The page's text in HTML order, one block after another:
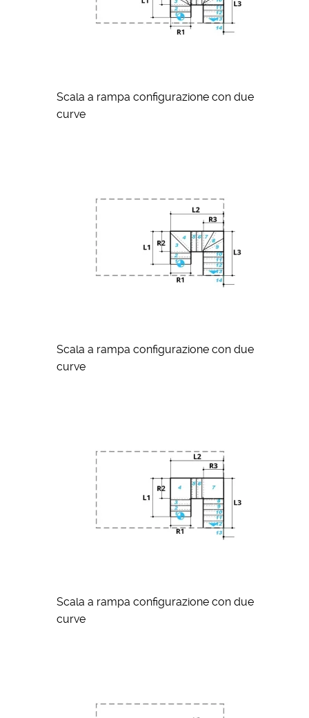
Scala a rampa configurazione con due
curve
Scala a rampa configurazione con due
curve
Scala a rampa configurazione con due
curve